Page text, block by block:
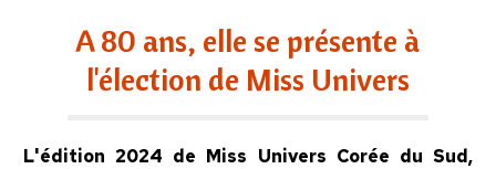
A 80 ans, elle se présente à
l'élection de Miss Univers
L'édition 2024 de Miss Univers Corée du Sud,